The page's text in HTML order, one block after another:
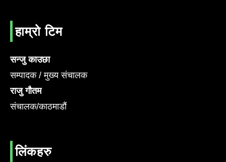
हाम्रो टिम
सन्जु काउछा
सम्पादक / मुख्य संचालक
राजु गौतम
संचालक/काठमाडौं
लिंकहरु